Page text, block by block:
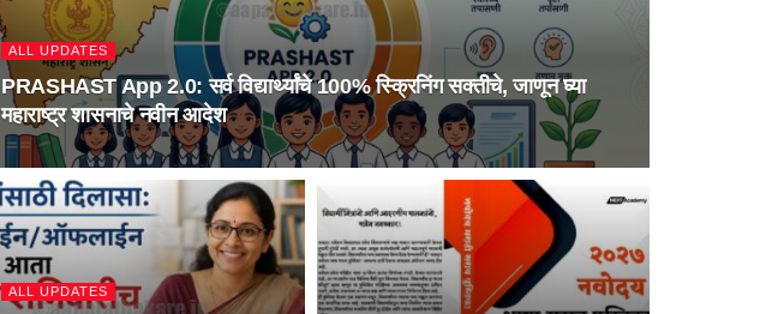
ALL UPDATES
PRASHAST App 2.0: सर्व विद्यार्थ्यांचे 100% स्क्रिनिंग सक्तीचे, जाणून घ्या
महाराष्ट्र शासनाचे नवीन आदेश
ALL UPDATES